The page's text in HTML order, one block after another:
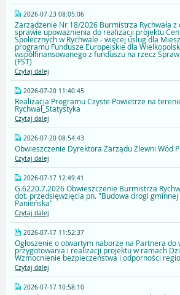
2026-07-23 08:05:06
Zarządzenie Nr 18/2026 Burmistrza Rychwała
sprawie upoważnienia do realizacji projektu
Społecznych w Rychwale - więcej uslug dla
programu Fundusze Europejskie dla
współfinansowanego z funduszu na rzecz
(FST)
Czytaj dalej
2026-07-20 11:40:45
Realizacja Programu Czyste Powietrze na
Rychwał_Statystyka
Czytaj dalej
2026-07-20 08:54:43
Obwieszczenie Dyrektora Zarządu Zlewni Wód
Czytaj dalej
2026-07-17 12:49:41
G.6220.7.2026 Obwieszczenie Burmistrza
dot. przedsięwzięcia pn. "Budowa drogi gminnej
Panieńska"
Czytaj dalej
2026-07-17 11:52:37
Ogłoszenie o otwartym naborze na Partnera do
przygotowania i realizacji projektu w ramach
Wzmocnienie bezpieczeństwa i odporności
Czytaj dalej
2026-07-17 10:58:10